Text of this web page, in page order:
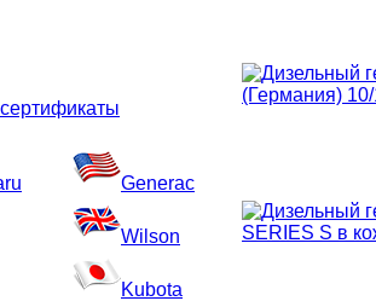
Generac
Wilson
Kubota